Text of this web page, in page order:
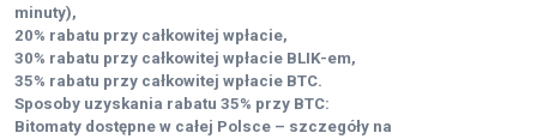
minuty),
20% rabatu przy całkowitej wpłacie,
30% rabatu przy całkowitej wpłacie BLIK-em,
35% rabatu przy całkowitej wpłacie BTC.
Sposoby uzyskania rabatu 35% przy BTC:
Bitomaty dostępne w całej Polsce – szczegóły na